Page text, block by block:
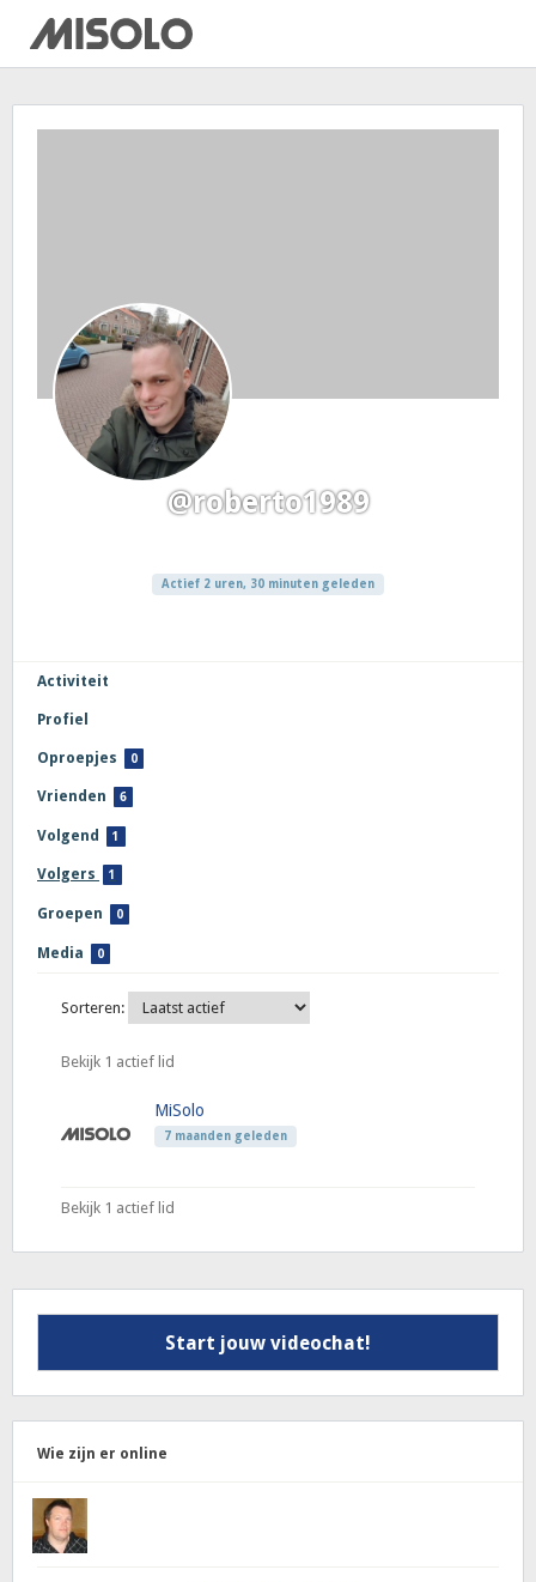
@roberto1989
Actief 2 uren, 30 minuten geleden
Activiteit
Profiel
Oproepjes 0
Vrienden 6
Volgend 1
Volgers 1
Groepen 0
Media 0
Sorteren:
Bekijk 1 actief lid
MiSolo
7 maanden geleden
Bekijk 1 actief lid
Start jouw videochat!
Wie zijn er online